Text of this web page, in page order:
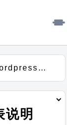
数据库表说明
明